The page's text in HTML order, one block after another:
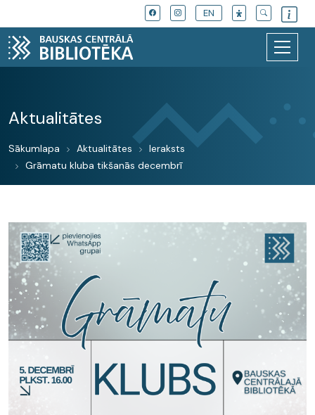
EN
Aktualitātes
Sākumlapa Aktualitātes
Ieraksts
Grāmatu kluba tikšanās decembrī